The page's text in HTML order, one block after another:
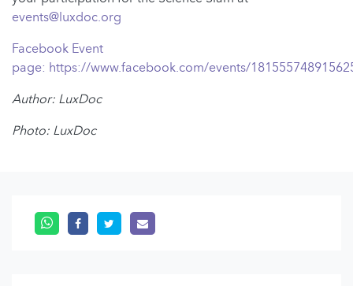
events@luxdoc.org
Facebook Event
page: https://www.facebook.com/events/
Author: LuxDoc
Photo: LuxDoc